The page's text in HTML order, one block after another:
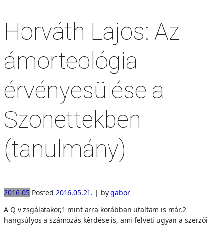
Horváth Lajos: Az
ámorteológia
érvényesülése a
Szonettekben
(tanulmány)
2016-05 Posted 2016.05.21. | by gabor
A Q vizsgálatakor,1 mint arra korábban utaltam is már,2
hangsúlyos a számozás kérdése is, ami felveti ugyan a szerzői